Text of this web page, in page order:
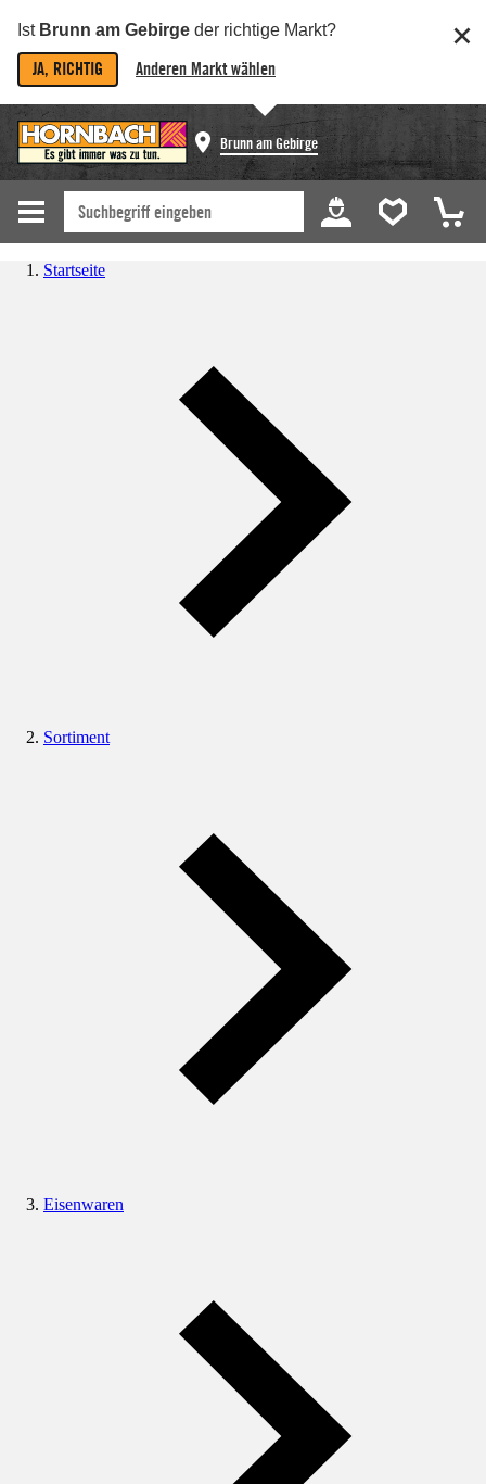
Ist Brunn am Gebirge der richtige Markt?
JA, RICHTIG Anderen Markt wählen
Brunn am Gebirge
Startseite
Sortiment
Eisenwaren